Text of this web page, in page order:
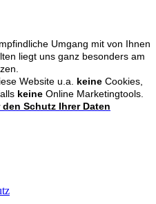
Umgang mit von Ihnen
liegt uns ganz besonders am
Website u.a. keineCookies,
keine Online Marketingtools.
Schutz Ihrer Daten